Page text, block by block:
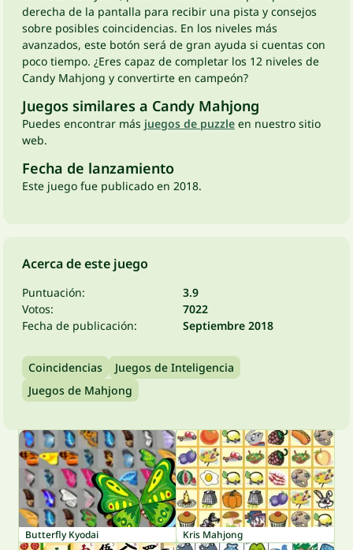
derecha de la pantalla para recibir una pista y consejos
sobre posibles coincidencias. En los niveles más
avanzados, este botón será de gran ayuda si cuentas con
poco tiempo. ¿Eres capaz de completar los 12 niveles de
Candy Mahjong y convertirte en campeón?
Juegos similares a Candy Mahjong
Puedes encontrar más juegos de puzzle en nuestro sitio
web.
Fecha de lanzamiento
Este juego fue publicado en 2018.
Acerca de este juego
Puntuación:
3.9
Votos:
7022
Fecha de publicación:
Septiembre 2018
Coincidencias
Juegos de Inteligencia
Juegos de Mahjong
Butterfly Kyodai Kris Mahjong